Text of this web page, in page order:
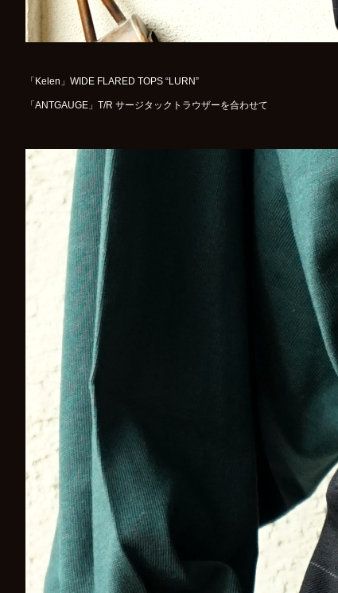
「Kelen」WIDE FLARED TOPS “LURN”
「ANTGAUGE」T/R サージタックトラウザーを合わせて